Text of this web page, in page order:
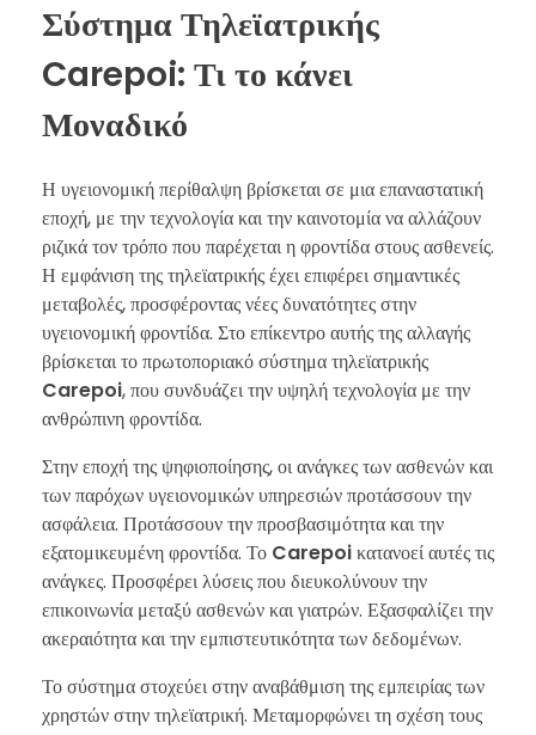
Σύστημα Τηλεϊατρικής
Carepoi: Τι το κάνει
Μοναδικό
Η υγειονομική περίθαλψη βρίσκεται σε μια επαναστατική
εποχή, με την τεχνολογία και την καινοτομία να αλλάζουν
ριζικά τον τρόπο που παρέχεται η φροντίδα στους ασθενείς.
Η εμφάνιση της τηλεϊατρικής έχει επιφέρει σημαντικές
μεταβολές, προσφέροντας νέες δυνατότητες στην
υγειονομική φροντίδα. Στο επίκεντρο αυτής της αλλαγής
βρίσκεται το πρωτοποριακό σύστημα τηλεϊατρικής
Carepoi, που συνδυάζει την υψηλή τεχνολογία με την
ανθρώπινη φροντίδα.
Στην εποχή της ψηφιοποίησης, οι ανάγκες των ασθενών και
των παρόχων υγειονομικών υπηρεσιών προτάσσουν την
ασφάλεια. Προτάσσουν την προσβασιμότητα και την
εξατομικευμένη φροντίδα. Το Carepoiκατανοεί αυτές τις
ανάγκες. Προσφέρει λύσεις που διευκολύνουν την
επικοινωνία μεταξύ ασθενών και γιατρών. Εξασφαλίζει την
ακεραιότητα και την εμπιστευτικότητα των δεδομένων.
Το σύστημα στοχεύει στην αναβάθμιση της εμπειρίας των
χρηστών στην τηλεϊατρική. Μεταμορφώνει τη σχέση τους